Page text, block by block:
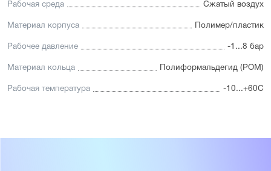
Рабочая среда Сжатый воздух
Материал корпуса Полимер/пластик
Рабочее давление -1...8 бар
Материал кольца Полиформальдегид (POM)
Рабочая температура -10...+60С